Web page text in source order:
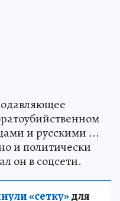
и русскими ...
и политически
он в соцсети.
«сетку»для